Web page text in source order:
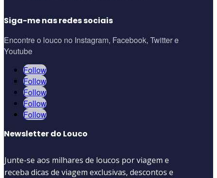
Siga-me nas redes sociais
Encontre o louco no Instagram, Facebook, Twitter e
Youtube
Follow
Follow
Follow
Follow
Follow
Newsletter do Louco